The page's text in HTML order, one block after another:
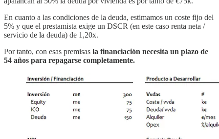
En cuanto a las condiciones de la deuda, estimamos un coste fijo del
5% y que el prestamista exige un DSCR (en este caso renta neta /
servicio de la deuda) de 1,20x.
Por tanto, con esas premisas la financiación necesita un plazo de
54 años para repagarse completamente.